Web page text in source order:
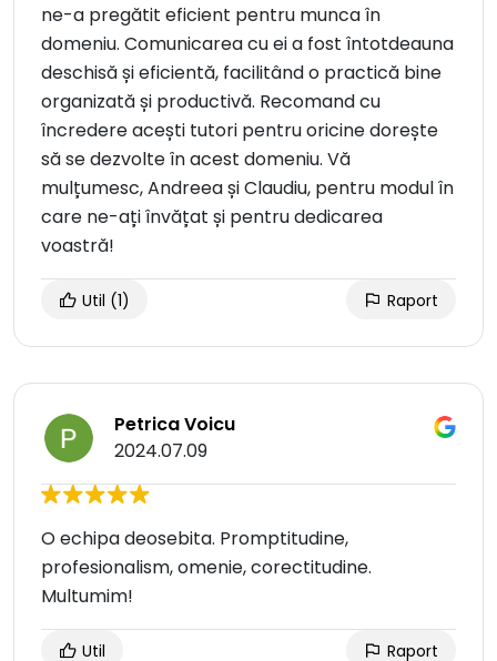
ne-a pregătit eficient pentru munca în
domeniu. Comunicarea cu ei a fost întotdeauna
deschisă și eficientă, facilitând o practică bine
organizată și productivă. Recomand cu
încredere acești tutori pentru oricine dorește
să se dezvolte în acest domeniu. Vă
mulțumesc, Andreea și Claudiu, pentru modul în
care ne-ați învățat și pentru dedicarea
voastră!
Util (1) Raport
Petrica Voicu
2024.07.09
O echipa deosebita. Promptitudine,
profesionalism, omenie, corectitudine.
Multumim!
Util Raport